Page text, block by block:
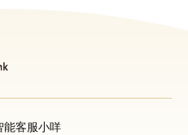
能客服小咩